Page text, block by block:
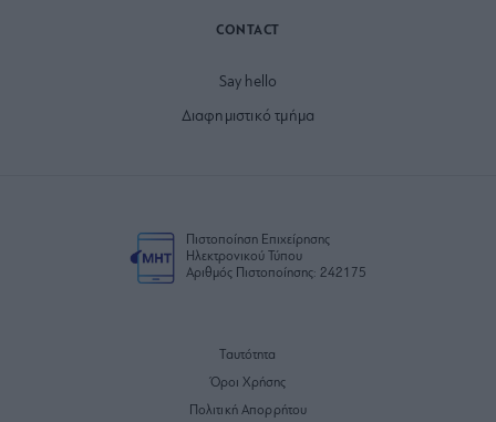
CONTACT
Say hello
Διαφημιστικό τμήμα
Πιστοποίηση Επιχείρησης
Ηλεκτρονικού Τύπου
Αριθμός Πιστοποίησης: 242175
Ταυτότητα
Όροι Χρήσης
Πολιτική Απορρήτου